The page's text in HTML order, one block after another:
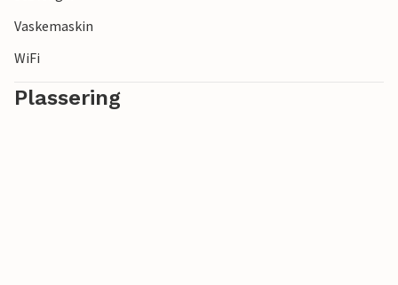
Vaskemaskin
WiFi
Plassering